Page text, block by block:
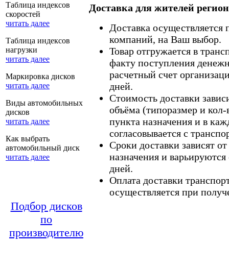
Таблица индексов
скоростей
читать далее
Таблица индексов
нагрузки
читать далее
Маркировка дисков
читать далее
Виды автомобильных
дисков
читать далее
Как выбрать
автомобильный диск
читать далее
Подбор дисков
по
производителю
Доставка для жителей
Доставка
компаний, на Ваш выбор.
Товар отгружается в
факту поступления
расчетный счет
дней.
Стоимость доставки
объёма (типоразмер и кол-
пункта назначения и в
согласовывается с
Сроки доставки зависят
назначения и
дней.
Оплата доставки
осуществляется при